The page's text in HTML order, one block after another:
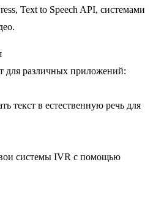
Text to Speech API, системами
для различных приложений:
текст в естественную речь для
системы IVR с помощью